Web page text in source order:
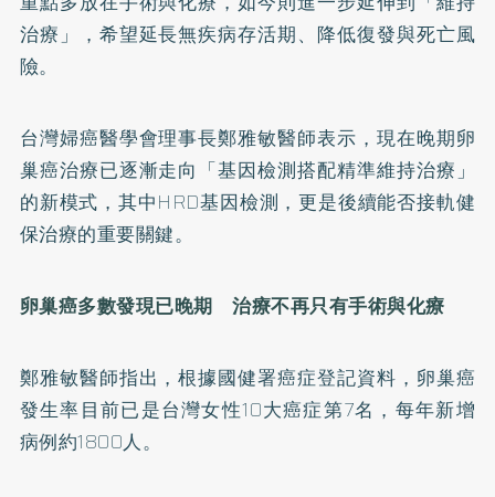
治療」，希望延長無疾病存活期、降低復發與死亡風
險。
台灣婦癌醫學會理事長鄭雅敏醫師表示，現在晚期卵
巢癌治療已逐漸走向「基因檢測搭配精準維持治療」
的新模式，其中HRD基因檢測，更是後續能否接軌健
保治療的重要關鍵。
卵巢癌多數發現已晚期 治療不再只有手術與化療
鄭雅敏醫師指出，根據國健署癌症登記資料，卵巢癌
發生率目前已是台灣女性10大癌症第7名，每年新增
病例約1800人。